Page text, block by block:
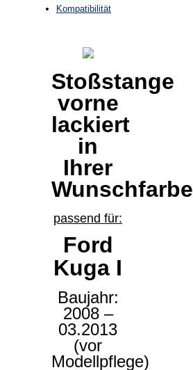
Kompatibilität
Stoßstange
vorne
lackiert
in
Ihrer
Wunschfarbe
passend für:
Ford
Kuga I
Baujahr:
2008 –
03.2013
(vor
Modellpflege)